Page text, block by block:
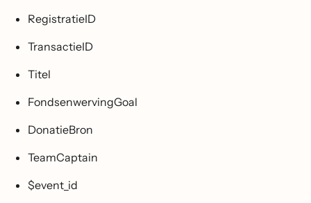
RegistratieID
TransactieID
Titel
FondsenwervingGoal
DonatieBron
TeamCaptain
$event_id